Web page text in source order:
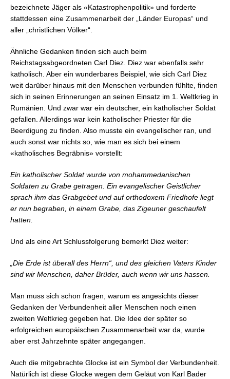
bezeichnete Jäger als «Katastrophenpolitik» und forderte
stattdessen eine Zusammenarbeit der „Länder Europas“ und
aller „christlichen Völker“.
Ähnliche Gedanken finden sich auch beim
Reichstagsabgeordneten Carl Diez. Diez war ebenfalls sehr
katholisch. Aber ein wunderbares Beispiel, wie sich Carl Diez
weit darüber hinaus mit den Menschen verbunden fühlte, finden
sich in seinen Erinnerungen an seinen Einsatz im 1. Weltkrieg in
Rumänien. Und zwar war ein deutscher, ein katholischer Soldat
gefallen. Allerdings war kein katholischer Priester für die
Beerdigung zu finden. Also musste ein evangelischer ran, und
auch sonst war nichts so, wie man es sich bei einem
«katholisches Begräbnis» vorstellt:
Ein katholischer Soldat wurde von mohammedanischen
Soldaten zu Grabe getragen. Ein evangelischer Geistlicher
sprach ihm das Grabgebet und auf orthodoxem Friedhofe liegt
er nun begraben, in einem Grabe, das Zigeuner geschaufelt
hatten.
Und als eine Art Schlussfolgerung bemerkt Diez weiter:
„Die Erde ist überall des Herrn“, und des gleichen Vaters Kinder
sind wir Menschen, daher Brüder, auch wenn wir uns hassen.
Man muss sich schon fragen, warum es angesichts dieser
Gedanken der Verbundenheit aller Menschen noch einen
zweiten Weltkrieg gegeben hat. Die Idee der später so
erfolgreichen europäischen Zusammenarbeit war da, wurde
aber erst Jahrzehnte später angegangen.
Auch die mitgebrachte Glocke ist ein Symbol der Verbundenheit.
Natürlich ist diese Glocke wegen dem Geläut von Karl Bader